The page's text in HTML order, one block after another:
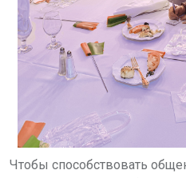
Чтобы способствовать